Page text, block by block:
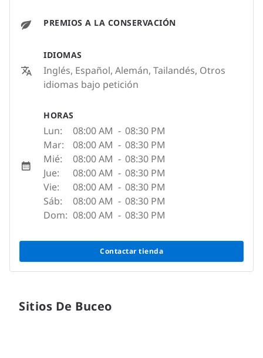
PREMIOS A LA CONSERVACIÓN
IDIOMAS
Inglés, Español, Alemán, Tailandés, Otros
idiomas bajo petición
HORAS
Lun: 08:00 AM - 08:30 PM
Mar:
08:00 AM - 08:30 PM
Mié:
08:00 AM - 08:30 PM
Jue:
08:00 AM - 08:30 PM
Vie:
08:00 AM - 08:30 PM
Sáb:
08:00 AM - 08:30 PM
Dom: 08:00 AM - 08:30 PM
Contactar tienda
Sitios De Buceo